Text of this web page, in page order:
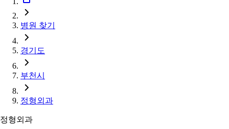
병원 찾기
경기도
부천시
정형외과
정형외과